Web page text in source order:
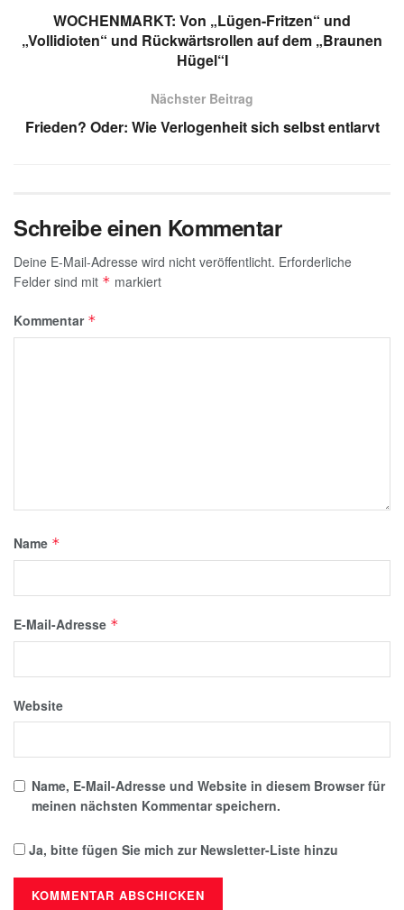
A
p
a
m
dI
n
b
o
o
k
g
e
WOCHENMARKT: Von „Lügen-Fritzen“ und
„Vollidioten“ und Rückwärtsrollen auf dem „Braunen
Hügel“I
Nächster Beitrag
Frieden? Oder: Wie Verlogenheit sich selbst entlarvt
Schreibe einen Kommentar
Deine E-Mail-Adresse wird nicht veröffentlicht. Erforderliche
Felder sind mit * markiert
Kommentar *
Name *
E-Mail-Adresse *
Website
Name, E-Mail-Adresse und Website in diesem Browser für
meinen nächsten Kommentar speichern.
Ja, bitte fügen Sie mich zur Newsletter-Liste hinzu